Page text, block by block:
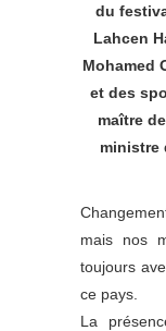
du
Lahcen
Mohamed
et des
maître
ministre
mais nos
toujours
ce pays.
La